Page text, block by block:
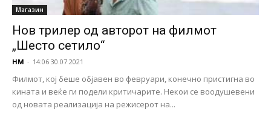
Магазин
Нов трилер од авторот на филмот
„Шесто сетило“
НМ - 14:06 30.07.2021
Филмот, кој беше објавен во февруари, конечно пристигна во
кината и веќе ги подели критичарите. Некои се воодушевени
од новата реализација на режисерот на...